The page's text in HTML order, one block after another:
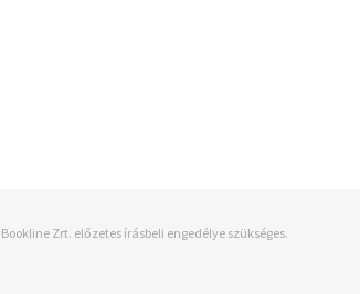
Zrt. előzetes írásbeli engedélye szükséges.